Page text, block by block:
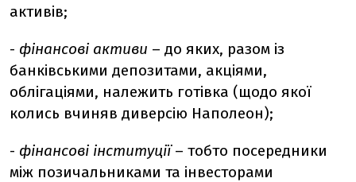
активів;
- фінансові активи – до яких, разом із
банківськими депозитами, акціями,
облігаціями, належить готівка (щодо якої
колись вчиняв диверсію Наполеон);
- фінансові інституції– тобто посередники
між позичальниками та інвесторами